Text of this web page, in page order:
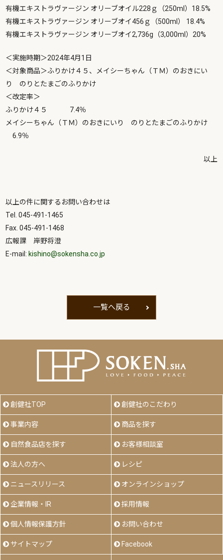
有機エキストラヴァージン オリーブオイル228ｇ（250ml）18.5%
有機エキストラヴァージン オリーブオイ456ｇ（500ml） 18.4%
有機エキストラヴァージン オリーブオイ2,736g（3,000ml）20%
＜実施時期＞2024年4月1日
＜対象商品＞ふりかけ４５、メイシーちゃん（ＴＭ）のおきにい
り のりとたまごのふりかけ
＜改定率＞
ふりかけ４５ 7.4％
メイシーちゃん（ＴＭ）のおきにいり のりとたまごのふりかけ
6.9％
以上
以上の件に関するお問い合わせは
Tel. 045-491-1465
Fax. 045-491-1468
広報課 岸野将澄
E-mail: kishino@sokensha.co.jp
一覧へ戻る
創健社TOP 創健社のこだわり
事業内容 商品を探す
自然食品店を探す お客様相談室
法人の方へ レシピ
ニュースリリース オンラインショップ
企業情報・IR 採用情報
個人情報保護方針 お問い合わせ
サイトマップ Facebook